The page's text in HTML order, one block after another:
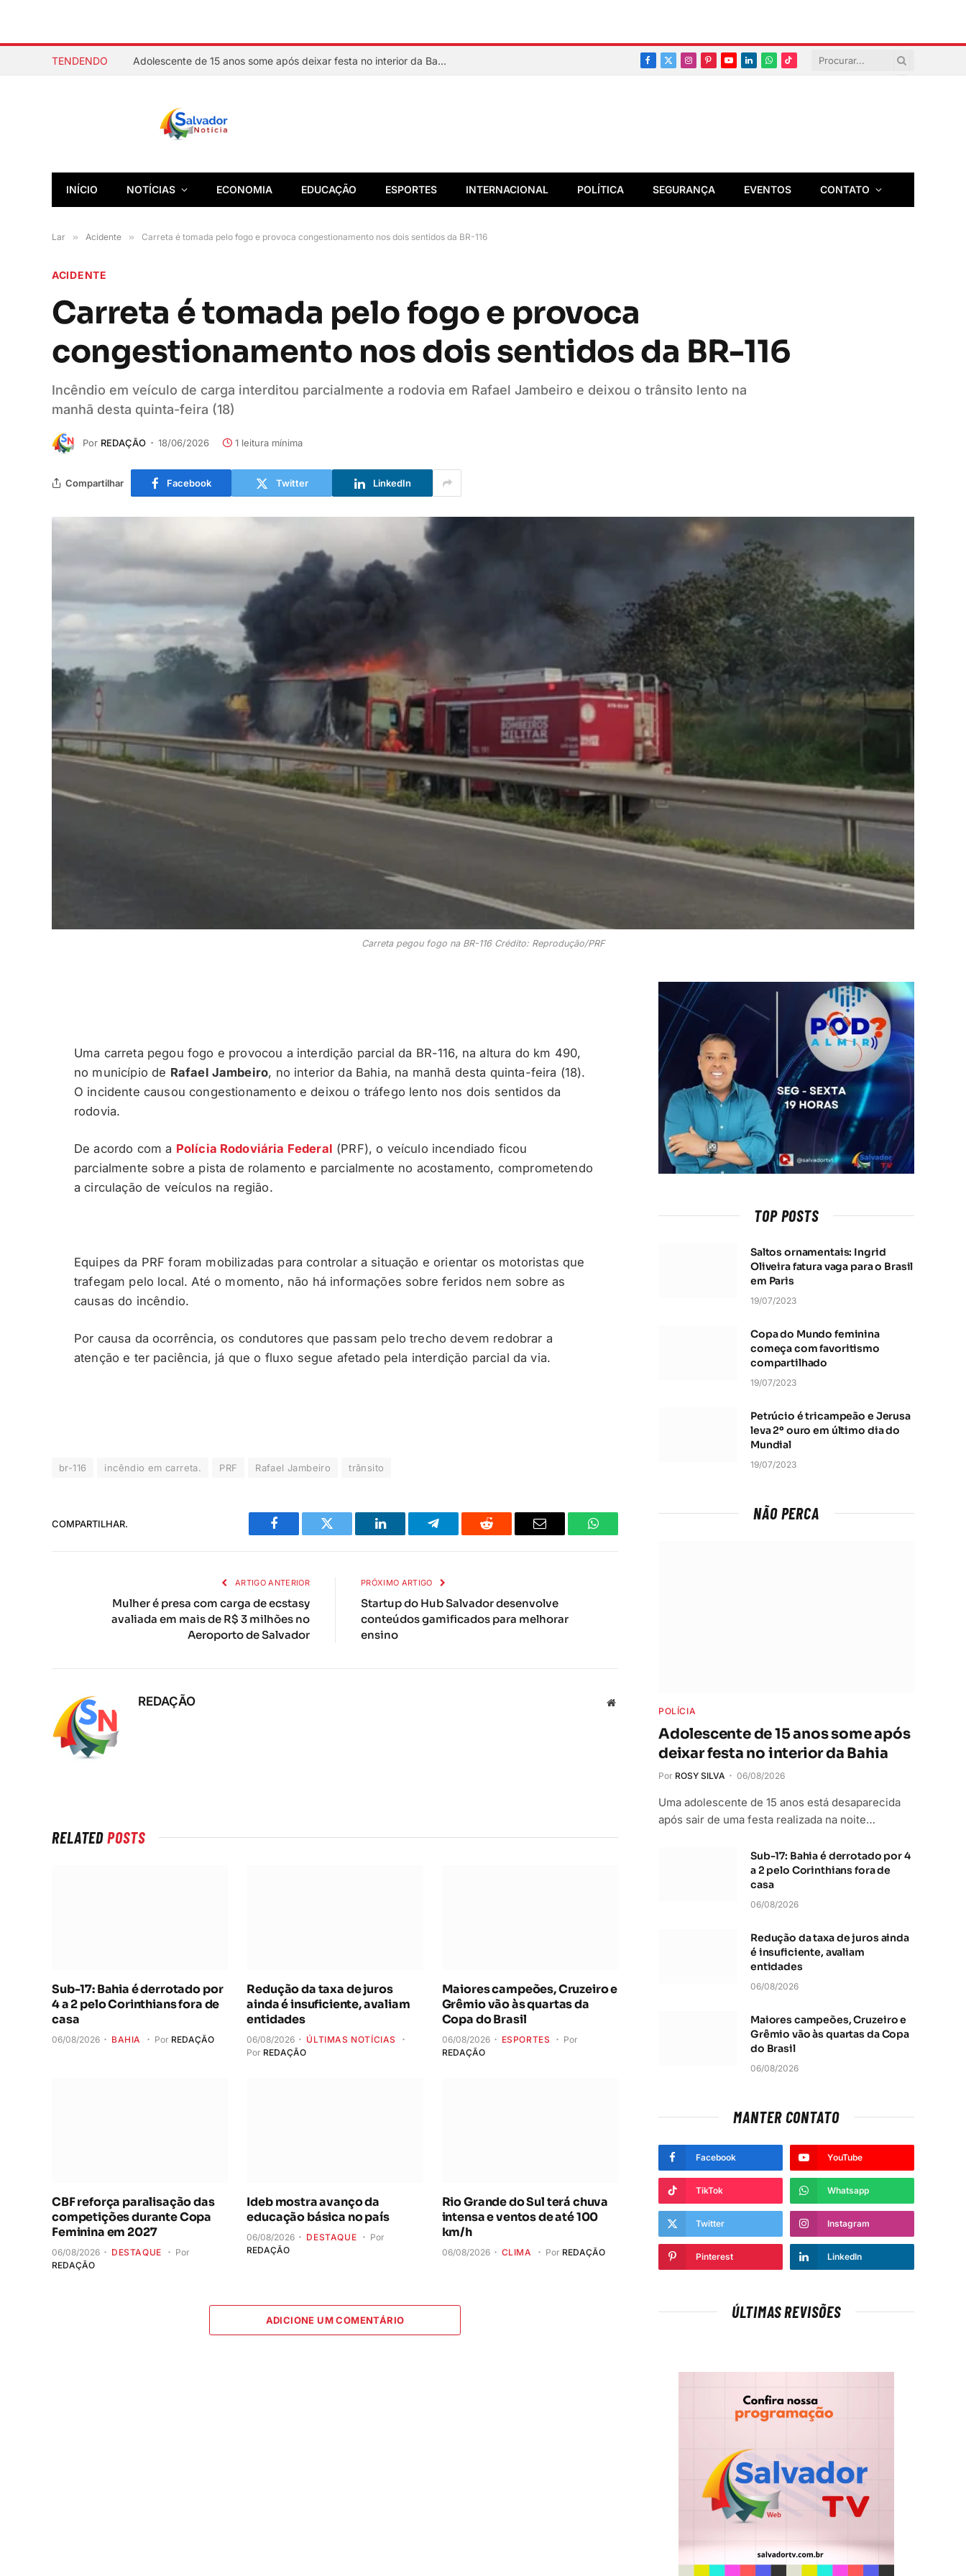
TENDENDO Adolescente de 15 anos some após deixar festa no interior da Bahia
Facebook
X
Instagram
PinterestYouTubeLinkedInWhatsapp
TikTok
INÍCIO NOTÍCIAS ECONOMIA EDUCAÇÃO ESPORTES INTERNACIONAL POLÍTICA SEGURANÇA EVENTOS CONTATO
Lar » Acidente » Carreta é tomada pelo fogo e provoca congestionamento nos dois sentidos da BR-116
ACIDENTE
Carreta é tomada pelo fogo e provoca
congestionamento nos dois sentidos da BR-116
Incêndio em veículo de carga interditou parcialmente a rodovia em Rafael Jambeiro e deixou o trânsito lento na
manhã desta quinta-feira (18)
Por REDAÇÃO 18/06/2026 1 leitura mínima
Compartilhar Facebook Twitter LinkedIn
Carreta pegou fogo na BR-116 Crédito: Reprodução/PRF
Uma carreta pegou fogo e provocou a interdição parcial da BR-116, na altura do km 490,
no município de Rafael Jambeiro, no interior da Bahia, na manhã desta quinta-feira (18).
O incidente causou congestionamento e deixou o tráfego lento nos dois sentidos da
rodovia.
De acordo com a Polícia Rodoviária Federal (PRF), o veículo incendiado ficou
parcialmente sobre a pista de rolamento e parcialmente no acostamento, comprometendo
a circulação de veículos na região.
Equipes da PRF foram mobilizadas para controlar a situação e orientar os motoristas que
trafegam pelo local. Até o momento, não há informações sobre feridos nem sobre as
causas do incêndio.
Por causa da ocorrência, os condutores que passam pelo trecho devem redobrar a
atenção e ter paciência, já que o fluxo segue afetado pela interdição parcial da via.
br-116 incêndio em carreta. PRF Rafael Jambeiro trânsito
COMPARTILHAR.
Facebook Twitter LinkedIn TelegramaReddit
E-
Whatsapp
ARTIGO ANTERIOR
Mulher é presa com carga de ecstasy
avaliada em mais de R$ 3 milhões no
Aeroporto de Salvador
PRÓXIMO ARTIGO
Startup do Hub Salvador desenvolve
conteúdos gamificados para melhorar
ensino
REDAÇÃO
Local
RELATEDPOSTS
Sub-17: Bahia é derrotado por
4 a 2 pelo Corinthians fora de
casa
06/08/2026 BAHIA Por REDAÇÃO
Redução da taxa de juros
ainda é insuficiente, avaliam
entidades
06/08/2026
ÚLTIMAS NOTÍCIAS
Por REDAÇÃO
Maiores campeões, Cruzeiro e
Grêmio vão às quartas da
Copa do Brasil
06/08/2026 ESPORTES
Por
REDAÇÃO
CBF reforça paralisação das
competições durante Copa
Feminina em 2027
06/08/2026 DESTAQUE
Por
REDAÇÃO
Ideb mostra avanço da
educação básica no país
06/08/2026 DESTAQUE
Por
REDAÇÃO
Rio Grande do Sul terá chuva
intensa e ventos de até 100
km/h
06/08/2026 CLIMA Por REDAÇÃO
ADICIONE UM COMENTÁRIO
TOP POSTS
Saltos ornamentais: Ingrid
Oliveira fatura vaga para o Brasil
em Paris
19/07/2023
Copa do Mundo feminina
começa com favoritismo
compartilhado
19/07/2023
Petrúcio é tricampeão e Jerusa
leva 2º ouro em último dia do
Mundial
19/07/2023
NÃO PERCA
POLÍCIA
Adolescente de 15 anos some após
deixar festa no interior da Bahia
Por ROSY SILVA 06/08/2026
Uma adolescente de 15 anos está desaparecida
após sair de uma festa realizada na noite…
Sub-17: Bahia é derrotado por 4
a 2 pelo Corinthians fora de
casa
06/08/2026
Redução da taxa de juros ainda
é insuficiente, avaliam
entidades
06/08/2026
Maiores campeões, Cruzeiro e
Grêmio vão às quartas da Copa
do Brasil
06/08/2026
MANTER CONTATO
Facebook YouTube
TikTok Whatsapp
Twitter Instagram
Pinterest LinkedIn
ÚLTIMAS REVISÕES